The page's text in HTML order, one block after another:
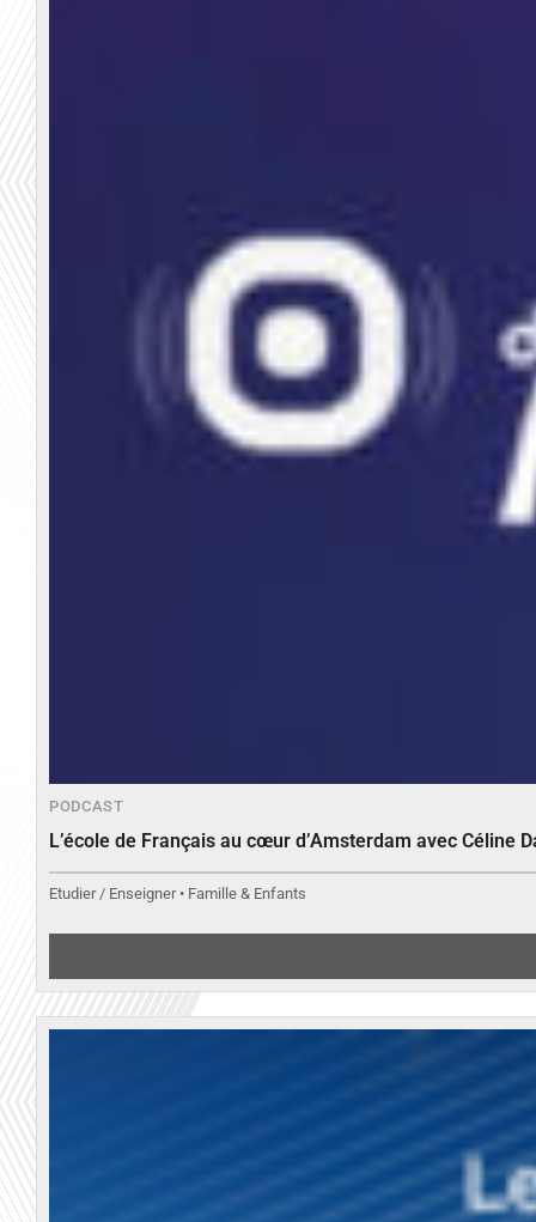
PODCAST
L’école de Français au cœur d’Amsterdam avec Céline
Etudier / Enseigner • Famille & Enfants